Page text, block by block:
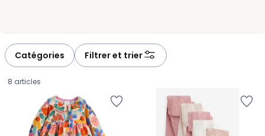
Catégories Filtrer et trier
8 articles